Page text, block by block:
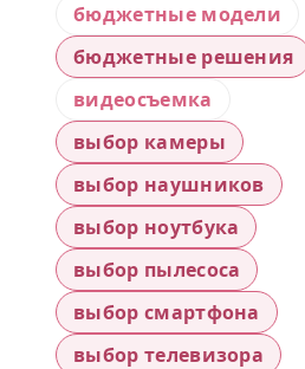
бюджетные модели
бюджетные решения
видеосъемка
выбор камеры
выбор наушников
выбор ноутбука
выбор пылесоса
выбор смартфона
выбор телевизора